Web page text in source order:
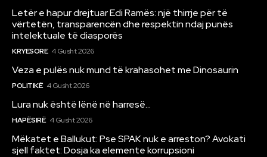
Letër e hapur drejtuar Edi Ramës: një thirrje për të
vërtetën, transparencën dhe respektin ndaj punës
intelektuale të diasporës
KRYESORE 4 Gusht 2026
Veza e pulës nuk mund të krahasohet me Dinosaurin
POLITIKË 4 Gusht 2026
Lura nuk është lënë në harresë…
HAPËSIRË 4 Gusht 2026
Mëkatet e Ballukut: Pse SPAK nuk e arreston? Avokati
sjell faktet: Dosja ka elemente korrupsioni